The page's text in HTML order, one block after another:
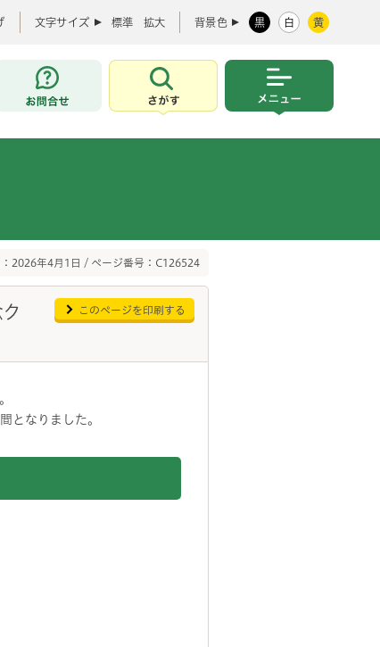
文字サイズ 標準 拡大 背景色 黒 白 黄
お問合せ
さがす
2026年4月1日 / ページ番号：C126524
このページを印刷する
となりました。